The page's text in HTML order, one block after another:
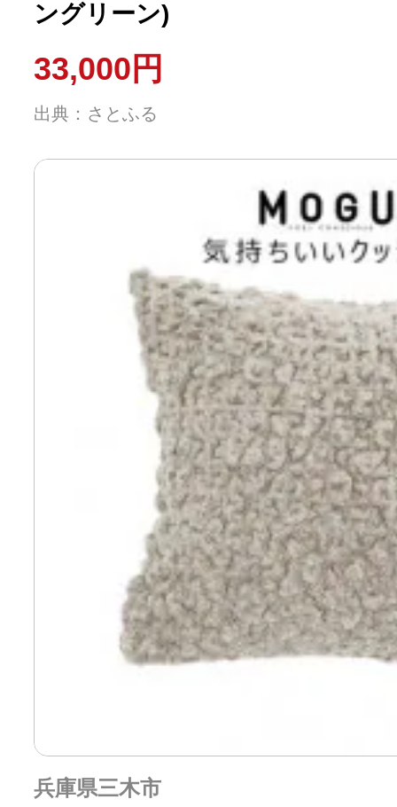
ングリーン)
33,000円
出典：さとふる
兵庫県三木市